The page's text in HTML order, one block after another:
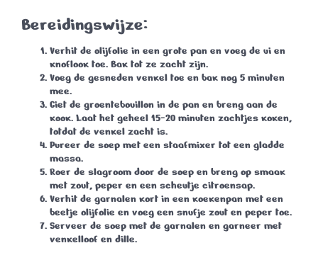
Bereidingswijze:
Verhit de olijfolie in een grote pan en voeg de ui en
knoflook toe. Bak tot ze zacht zijn.
Voeg de gesneden venkel toe en bak nog 5 minuten
mee.
Giet de groentebouillon in de pan en breng aan de
kook. Laat het geheel 15-20 minuten zachtjes koken,
totdat de venkel zacht is.
Pureer de soep met een staafmixer tot een gladde
massa.
Roer de slagroom door de soep en breng op smaak
met zout, peper en een scheutje citroensap.
Verhit de garnalen kort in een koekenpan met een
beetje olijfolie en voeg een snufje zout en peper toe.
Serveer de soep met de garnalen en garneer met
venkelloof en dille.